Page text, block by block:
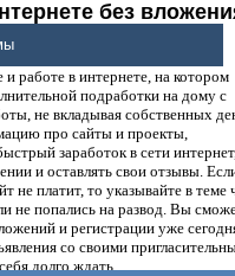
без
работе в интернете, на котором
подработки на дому с
не вкладывая собственных
про сайты и проекты,
заработок в сети
и оставлять свои отзывы.
не платит, то указывайте в теме
не попались на развод. Вы
и регистрации уже
со своими
долго ждать.